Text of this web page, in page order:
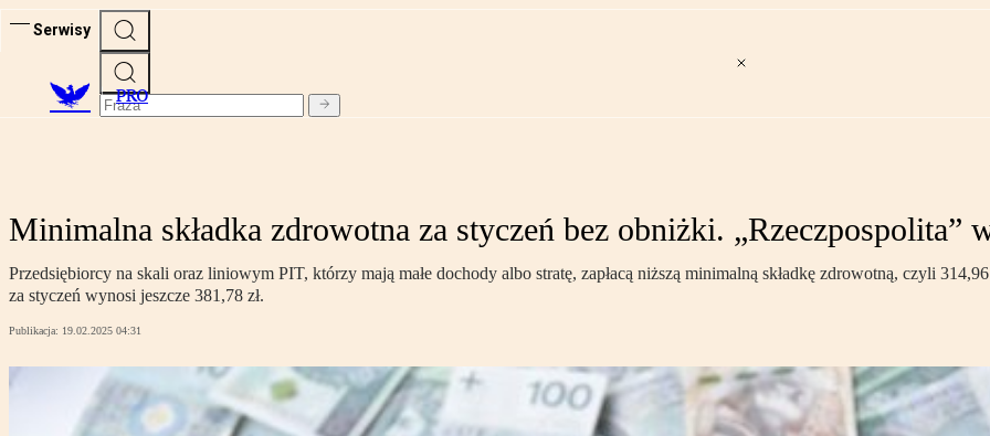
Serwisy
PRO
Minimalna składka zdrowotna za styczeń bez obniżki. „Rzeczpospolita”
Przedsiębiorcy na skali oraz liniowym PIT, którzy mają małe dochody albo stratę, zapłacą niższą minimalną składkę zdrowotną, czyli
za styczeń wynosi jeszcze 381,78 zł.
Publikacja: 19.02.2025 04:31